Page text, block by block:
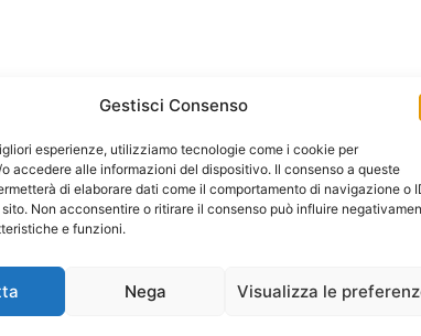
Gestisci Consenso
esperienze, utilizziamo tecnologie come i cookie per
accedere alle informazioni del dispositivo. Il consenso a queste
di elaborare dati come il comportamento di navigazione o
Non acconsentire o ritirare il consenso può influire
e funzioni.
Nega Visualizza le
dei tuoi dati da questo sito web.